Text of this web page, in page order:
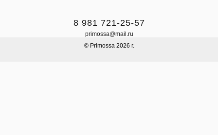
8 981 721-25-57
primossa@mail.ru
© Primossa 2026 г.